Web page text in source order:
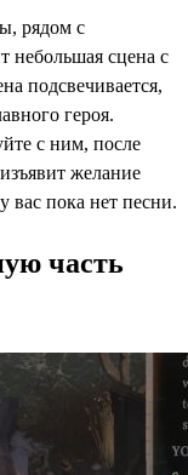
рядом с
небольшая сцена с
подсвечивается,
героя.
с ним, после
желание
вас пока нет песни.
часть